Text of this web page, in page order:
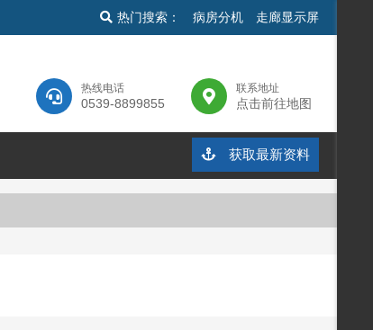
热门搜索： 病房分机 走廊显示屏
热线电话
0539-8899855
联系地址
点击前往地图
获取最新资料